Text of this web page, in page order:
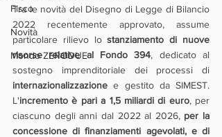
Fisco
Novità
Mondo ZERODUE
Tra le novità del Disegno di Legge di Bilancio
2022 recentemente approvato, assume
particolare rilievo lo stanziamento di nuove
risorse relative al Fondo 394, dedicato al
internazionalizzazione e gestito da SIMEST.
L'incremento è pari a 1,5 miliardi di euro, per
ciascuno degli anni dal 2022 al 2026, per la
concessione di finanziamenti agevolati, e di